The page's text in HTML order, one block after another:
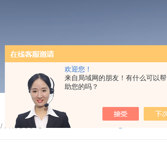
欢迎您！
来自局域网的朋友！有什么可以帮
助您的吗？
/ PRODUCTS